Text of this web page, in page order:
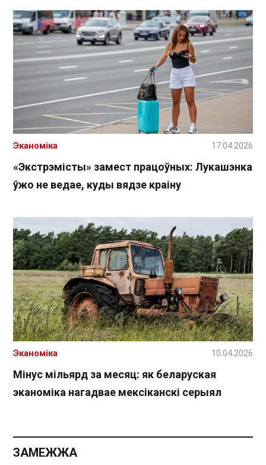
«Экстрэмісты» замест працоўных: Лукашэнка
ўжо не ведае, куды вядзе краіну
Эканоміка 17.04.2026
Мінус мільярд за месяц: як беларуская
эканоміка нагадвае мексіканскі серыял
Эканоміка 10.04.2026
ЗАМЕЖЖА